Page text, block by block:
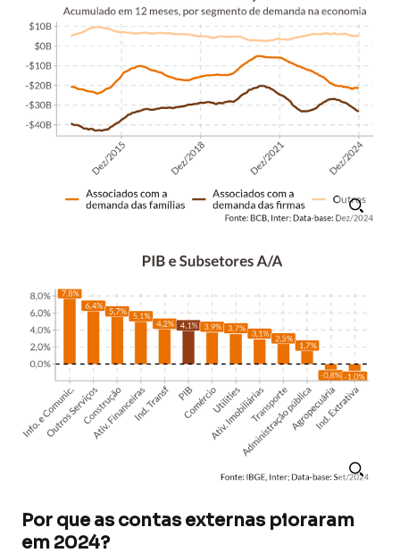
Por que as contas externas pioraram
em 2024?